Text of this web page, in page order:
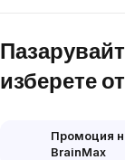
изберете
Промоция
BrainMax